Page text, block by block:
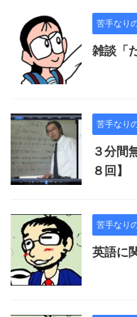
苦手なり
雑談「
苦手なり
３分間
８回】
苦手なり
英語に